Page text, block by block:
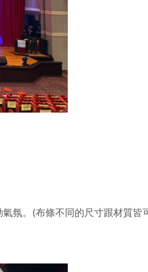
氛。(布條不同的尺寸跟材質皆